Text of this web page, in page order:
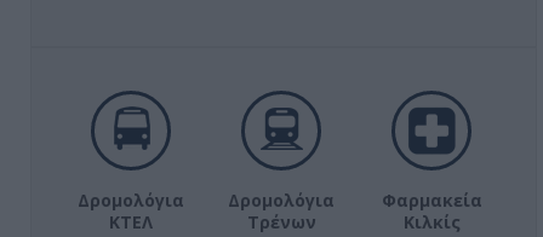
Δρομολόγια
ΚΤΕΛ
Δρομολόγια
Τρένων
Φαρμακεία
Κιλκίς